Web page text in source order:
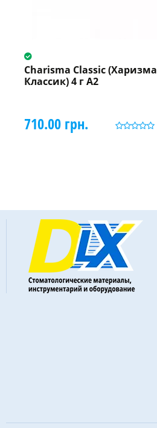
Charisma Classic (Харизма
Классик) 4 г A2
710.00 грн.